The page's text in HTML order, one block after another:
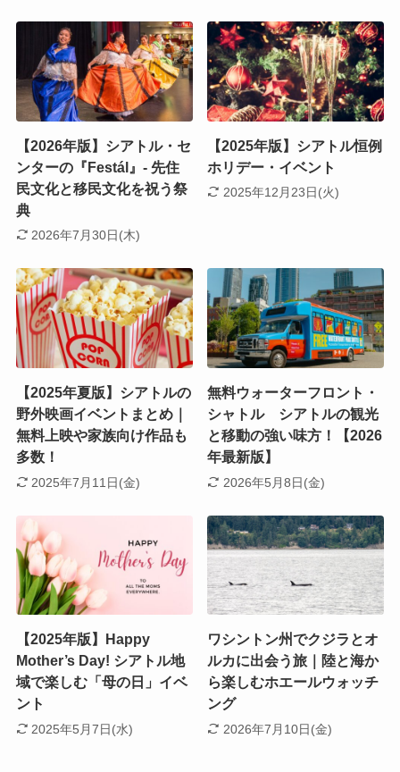
【2026年版】シアトル・セ
ンターの『Festál』- 先住
民文化と移民文化を祝う祭
典
2026年7月30日(木)
【2025年版】シアトル恒例
ホリデー・イベント
2025年12月23日(火)
【2025年夏版】シアトルの
野外映画イベントまとめ｜
無料上映や家族向け作品も
多数！
2025年7月11日(金)
無料ウォーターフロント・
シャトル シアトルの観光
と移動の強い味方！【2026
年最新版】
2026年5月8日(金)
【2025年版】Happy
Mother’s Day! シアトル地
域で楽しむ「母の日」イベ
ント
2025年5月7日(水)
ワシントン州でクジラとオ
ルカに出会う旅｜陸と海か
ら楽しむホエールウォッチ
ング
2026年7月10日(金)